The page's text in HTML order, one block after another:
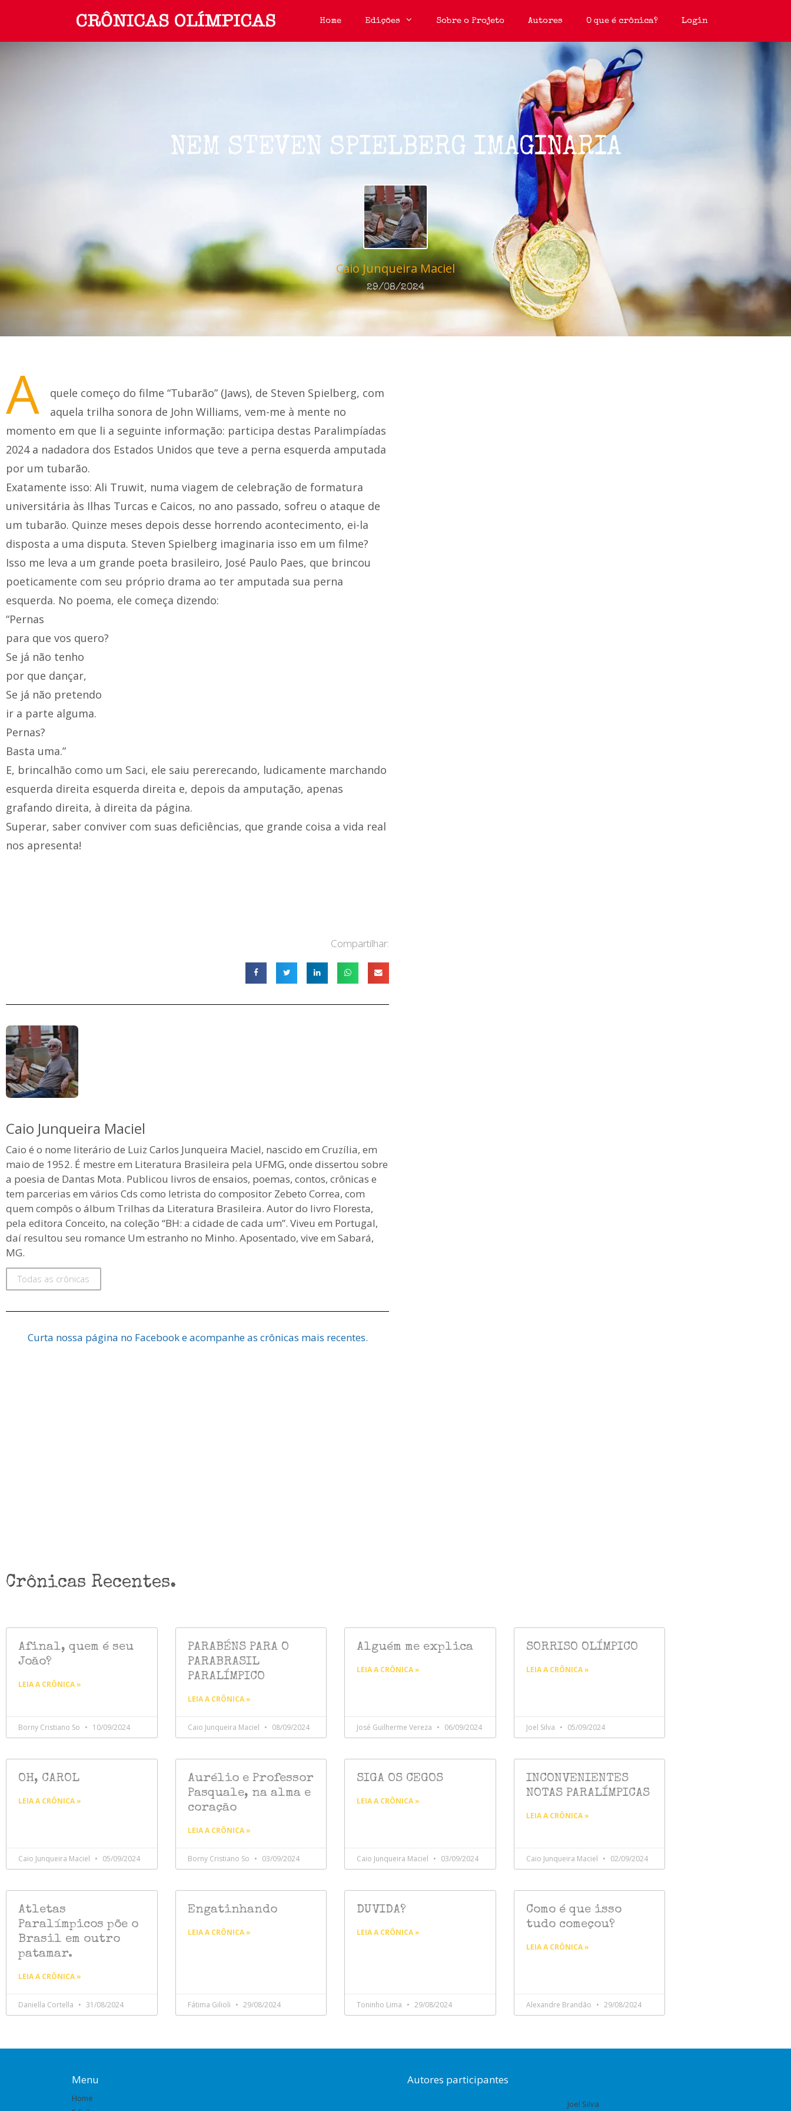
Home Edições Sobre o Projeto Autores O que é crônica? Login
NEM STEVEN SPIELBERG IMAGINARIA
Caio Junqueira Maciel
29/08/2024
A
quele começo do filme “Tubarão” (Jaws), de Steven Spielberg, com
aquela trilha sonora de John Williams, vem-me à mente no
momento em que li a seguinte informação: participa destas Paralimpíadas
2024 a nadadora dos Estados Unidos que teve a perna esquerda amputada
por um tubarão.
Exatamente isso: Ali Truwit, numa viagem de celebração de formatura
universitária às Ilhas Turcas e Caicos, no ano passado, sofreu o ataque de
um tubarão. Quinze meses depois desse horrendo acontecimento, ei-la
disposta a uma disputa. Steven Spielberg imaginaria isso em um filme?
Isso me leva a um grande poeta brasileiro, José Paulo Paes, que brincou
poeticamente com seu próprio drama ao ter amputada sua perna
esquerda. No poema, ele começa dizendo:
“Pernas
para que vos quero?
Se já não tenho
por que dançar,
Se já não pretendo
ir a parte alguma.
Pernas?
Basta uma.”
E, brincalhão como um Saci, ele saiu pererecando, ludicamente marchando
esquerda direita esquerda direita e, depois da amputação, apenas
grafando direita, à direita da página.
Superar, saber conviver com suas deficiências, que grande coisa a vida real
nos apresenta!
Compartilhar:
Caio Junqueira Maciel
Caio é o nome literário de Luiz Carlos Junqueira Maciel, nascido em Cruzília, em
maio de 1952. É mestre em Literatura Brasileira pela UFMG, onde dissertou sobre
a poesia de Dantas Mota. Publicou livros de ensaios, poemas, contos, crônicas e
tem parcerias em vários Cds como letrista do compositor Zebeto Correa, com
quem compôs o álbum Trilhas da Literatura Brasileira. Autor do livro Floresta,
pela editora Conceito, na coleção “BH: a cidade de cada um”. Viveu em Portugal,
daí resultou seu romance Um estranho no Minho. Aposentado, vive em Sabará,
MG.
Todas as crônicas
Curta nossa página no Facebook e acompanhe as crônicas mais recentes.
Crônicas Recentes.
Afinal, quem é seu
João?
LEIA A CRÔNICA »
Borny Cristiano So 10/09/2024
PARABÉNS PARA O
PARABRASIL
PARALÍMPICO
LEIA A CRÔNICA »
Caio Junqueira Maciel 08/09/2024
Alguém me explica
LEIA A CRÔNICA »
José Guilherme Vereza 06/09/2024
SORRISO OLÍMPICO
LEIA A CRÔNICA »
Joel Silva 05/09/2024
OH, CAROL
LEIA A CRÔNICA »
Caio Junqueira Maciel 05/09/2024
Aurélio e Professor
Pasquale, na alma e
coração
LEIA A CRÔNICA »
Borny Cristiano So 03/09/2024
SIGA OS CEGOS
LEIA A CRÔNICA »
Caio Junqueira Maciel 03/09/2024
INCONVENIENTES
NOTAS PARALÍMPICAS
LEIA A CRÔNICA »
Caio Junqueira Maciel 02/09/2024
Atletas
Paralímpicos põe o
Brasil em outro
patamar.
LEIA A CRÔNICA »
Daniella Cortella 31/08/2024
Engatinhando
LEIA A CRÔNICA »
Fátima Gilioli 29/08/2024
DUVIDA?
LEIA A CRÔNICA »
Toninho Lima 29/08/2024
Como é que isso
tudo começou?
LEIA A CRÔNICA »
Alexandre Brandão 29/08/2024
Menu
Home
Autores participantes
Joel Silva